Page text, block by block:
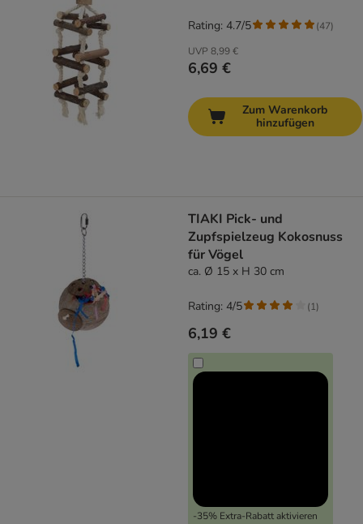
UVP 8,99 €
6,69 €
Rating: 4.7/5 (47)
Zum Warenkorb
hinzufügen
TIAKI Pick- und
Zupfspielzeug Kokosnuss
für Vögel
ca. Ø 15 x H 30 cm
6,19 €
-35% Extra-Rabatt aktivieren
Rating: 4/5 (1)